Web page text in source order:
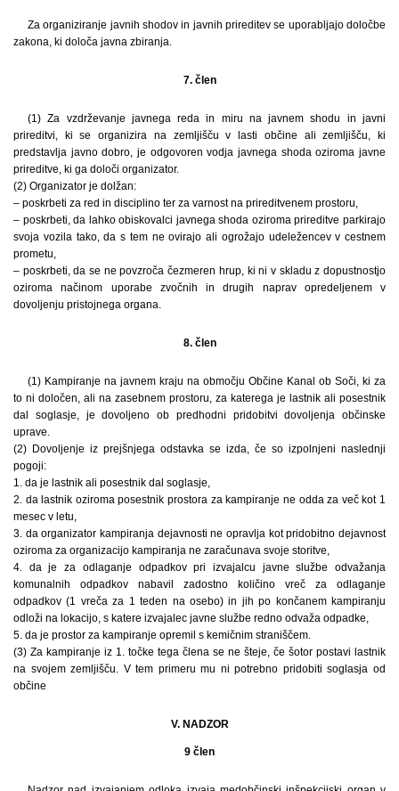
Za organiziranje javnih shodov in javnih prireditev se uporabljajo določbe
zakona, ki določa javna zbiranja.
7. člen
(1) Za vzdrževanje javnega reda in miru na javnem shodu in javni
prireditvi, ki se organizira na zemljišču v lasti občine ali zemljišču, ki
predstavlja javno dobro, je odgovoren vodja javnega shoda oziroma javne
prireditve, ki ga določi organizator.
(2) Organizator je dolžan:
– poskrbeti za red in disciplino ter za varnost na prireditvenem prostoru,
– poskrbeti, da lahko obiskovalci javnega shoda oziroma prireditve parkirajo
svoja vozila tako, da s tem ne ovirajo ali ogrožajo udeležencev v cestnem
prometu,
– poskrbeti, da se ne povzroča čezmeren hrup, ki ni v skladu z dopustnostjo
oziroma načinom uporabe zvočnih in drugih naprav opredeljenem v
dovoljenju pristojnega organa.
8. člen
(1) Kampiranje na javnem kraju na območju Občine Kanal ob Soči, ki za
to ni določen, ali na zasebnem prostoru, za katerega je lastnik ali posestnik
dal soglasje, je dovoljeno ob predhodni pridobitvi dovoljenja občinske
uprave.
(2) Dovoljenje iz prejšnjega odstavka se izda, če so izpolnjeni naslednji
pogoji:
1. da je lastnik ali posestnik dal soglasje,
2. da lastnik oziroma posestnik prostora za kampiranje ne odda za več kot 1
mesec v letu,
3. da organizator kampiranja dejavnosti ne opravlja kot pridobitno dejavnost
oziroma za organizacijo kampiranja ne zaračunava svoje storitve,
4. da je za odlaganje odpadkov pri izvajalcu javne službe odvažanja
komunalnih odpadkov nabavil zadostno količino vreč za odlaganje
odpadkov (1 vreča za 1 teden na osebo) in jih po končanem kampiranju
odloži na lokacijo, s katere izvajalec javne službe redno odvaža odpadke,
5. da je prostor za kampiranje opremil s kemičnim straniščem.
(3) Za kampiranje iz 1. točke tega člena se ne šteje, če šotor postavi lastnik
na svojem zemljišču. V tem primeru mu ni potrebno pridobiti soglasja od
občine
V. NADZOR
9 člen